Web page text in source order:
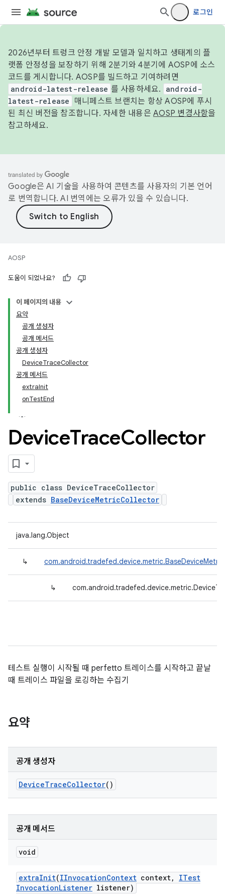
로그인
2026년부터 트렁크 안정 개발 모델과 일치하고 생태계의 플
랫폼 안정성을 보장하기 위해 2분기와 4분기에 AOSP에 소스
코드를 게시합니다. AOSP를 빌드하고 기여하려면
android-latest-release 를 사용하세요.
android-
latest-release
매니페스트 브랜치는 항상 AOSP에 푸시
된 최신 버전을 참조합니다. 자세한 내용은 AOSP 변경사항을
참고하세요.
Google은 AI 기술을 사용하여 콘텐츠를 사용자의 기본 언어
로 번역합니다. AI 번역에는 오류가 있을 수 있습니다.
AOSP
도움이 되었나요?
이 페이지의 내용
요약
공개 생성자
공개 메서드
공개 생성자
DeviceTraceCollector
공개 메서드
extraInit
onTestEnd
DeviceTraceCollector
public class DeviceTraceCollector
extends BaseDeviceMetricCollector
java.lang.Object
↳
↳
테스트 실행이 시작될 때 perfetto 트레이스를 시작하고 끝날
때 트레이스 파일을 로깅하는 수집기
요약
공개 생성자
DeviceTraceCollector()
공개 메서드
void
extraInit(IInvocationContext context,
ITest
InvocationListener listener)